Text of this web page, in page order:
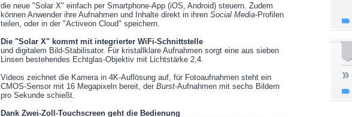
die neue "Solar X" einfach per Smartphone-App (iOS, Android) steuern. Zudem
können Anwender ihre Aufnahmen und Inhalte direkt in ihren Social Media-Profilen
teilen, oder in der "Activeon Cloud" speichern.
Die "Solar X" kommt mit integrierter WiFi-Schnittstelle
und digitalem Bild-Stabilisator. Für kristallklare Aufnahmen sorgt eine aus sieben
Linsen bestehendes Echtglas-Objektiv mit Lichtstärke 2,4.
Videos zeichnet die Kamera in 4K-Auflösung auf, für Fotoaufnahmen steht ein
CMOS-Sensor mit 16 Megapixeln bereit, der Burst-Aufnahmen mit sechs Bildern
pro Sekunde schießt.
Dank Zwei-Zoll-Touchscreen geht die Bedienung